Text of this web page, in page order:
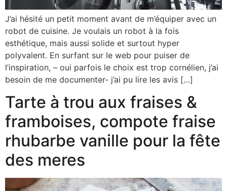
J’ai hésité un petit moment avant de m’équiper avec un
robot de cuisine. Je voulais un robot à la fois
esthétique, mais aussi solide et surtout hyper
polyvalent. En surfant sur le web pour puiser de
l’inspiration, – oui parfois le choix est trop cornélien, j’ai
besoin de me documenter- j’ai pu lire les avis […]
Tarte à trou aux fraises &
framboises, compote fraise
rhubarbe vanille pour la fête
des meres